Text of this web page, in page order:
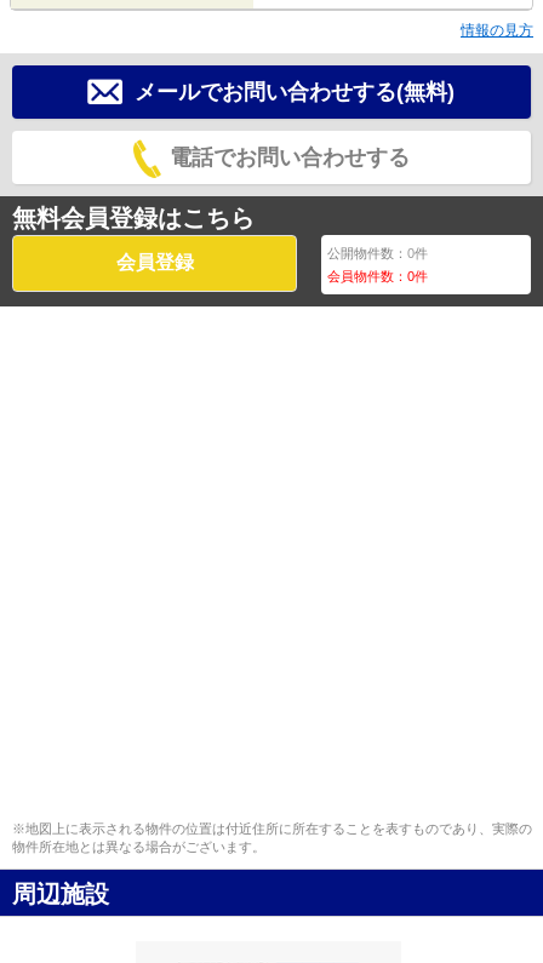
情報の見方
メールでお問い合わせする(無料)
電話でお問い合わせする
無料会員登録はこちら
会員登録 公開物件数：0件
会員物件数：0件
※地図上に表示される物件の位置は付近住所に所在することを表すものであり、実際の
物件所在地とは異なる場合がございます。
周辺施設